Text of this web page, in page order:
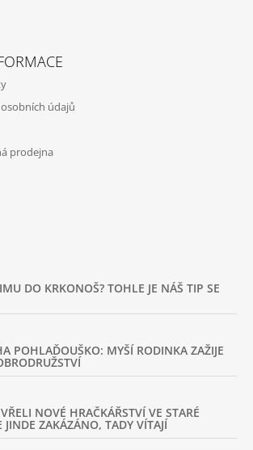
údajů
prodejna
DO KRKONOŠ? TOHLE JE NÁŠ TIP SE
POHLAĎOUŠKO: MYŠÍ RODINKA ZAŽIJE
NOVÉ HRAČKÁŘSTVÍ VE STARÉ
JINDE ZAKÁZÁNO, TADY VÍTAJÍ